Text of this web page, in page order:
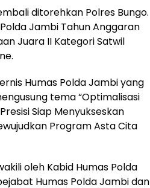
ditorehkan Polres Bungo.
Jambi Tahun Anggaran
Juara II Kategori Satwil
Humas Polda Jambi yang
tema “Optimalisasi
Siap Menyukseskan
Program Asta Cita
oleh Kabid Humas Polda
Humas Polda Jambi dan